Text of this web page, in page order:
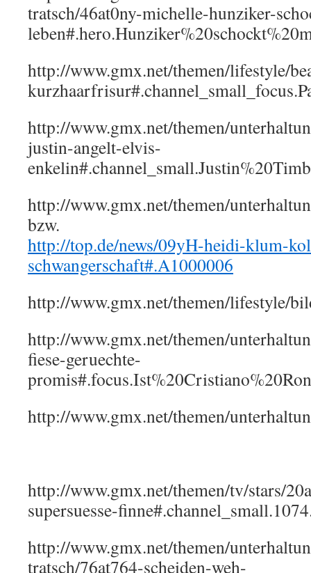
tratsch/46at0ny-michelle-hunziker-
http://www.gmx.net/themen/lifestyle/
http://www.gmx.net/themen/
justin-angelt-elvis-
http://www.gmx.net/themen/
bzw.
http://top.de/news/09yH-heidi-klum-
schwangerschaft#.A1000006
http://www.gmx.net/themen/lifestyle/
http://www.gmx.net/themen/
fiese-geruechte-
http://www.gmx.net/themen/
http://www.gmx.net/themen/tv/stars/
supersuesse-
http://www.gmx.net/themen/
tratsch/76at764-scheiden-weh-